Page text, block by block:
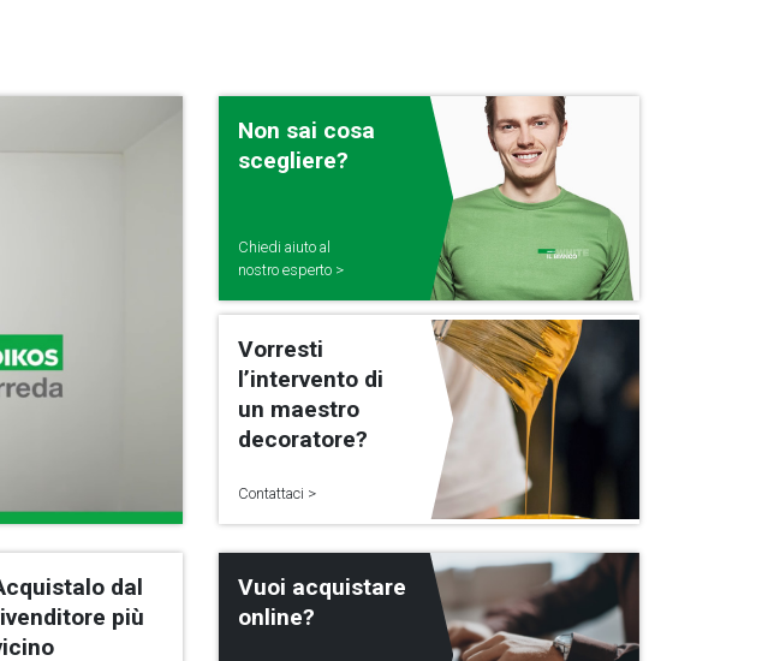
Non sai cosa
scegliere?
Chiedi aiuto al
nostro esperto >
Vorresti
l’intervento di
un maestro
decoratore?
Contattaci >
dal
più
Vuoi acquistare
online?